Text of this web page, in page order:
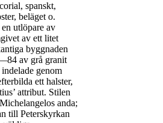
spanskt,
beläget o.
utlöpare av
av ett litet
byggnaden
av grå granit
genom
ett halster,
attribut. Stilen
anda;
till Peterskyrkan